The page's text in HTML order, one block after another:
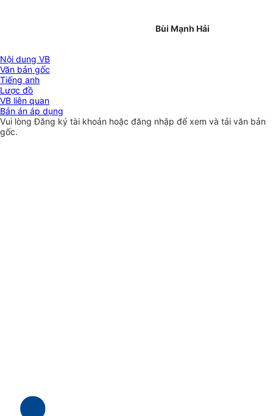
Bùi Mạnh Hải
Nội dung VB
Văn bản gốc
Tiếng anh
Lược đồ
VB liên quan
Bản án áp dụng
Vui lòngĐăng ký tài khoản hoặc đăng nhập để xem và tải văn bản
gốc.